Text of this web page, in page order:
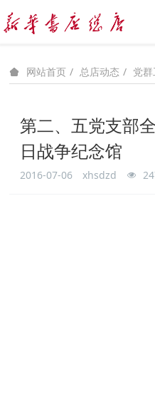
网站首页 总店动态 党
第二、五党支部
日战争纪念馆
2016-07-06 xhsdzd